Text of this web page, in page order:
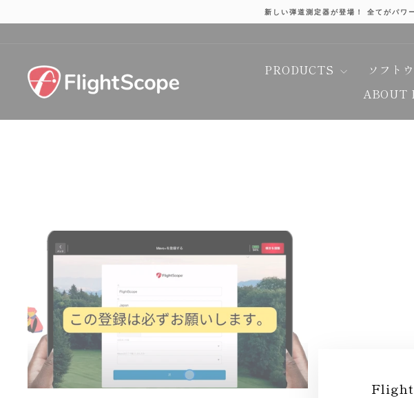
content
新しい弾道測定器が登場！ 全てがパワ
PRODUCTS ソフト
ABOUT